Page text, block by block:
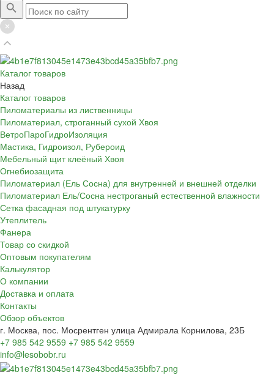
Каталог товаров
Назад
Каталог товаров
Пиломатериалы из лиственницы
Пиломатериал, строганный сухой Хвоя
ВетроПароГидроИзоляция
Мастика, Гидроизол, Рубероид
Мебельный щит клеёный Хвоя
Огнебиозащита
Пиломатериал (Ель Сосна) для внутренней и внешней отделки
Пиломатериал Ель/Сосна нестроганый естественной влажности
Сетка фасадная под штукатурку
Утеплитель
Фанера
Товар со скидкой
Оптовым покупателям
Калькулятор
О компании
Доставка и оплата
Контакты
Обзор объектов
г. Москва, пос. Мосрентген улица Адмирала Корнилова, 23Б
+7 985 542 9559 +7 985 542 9559
info@lesobobr.ru